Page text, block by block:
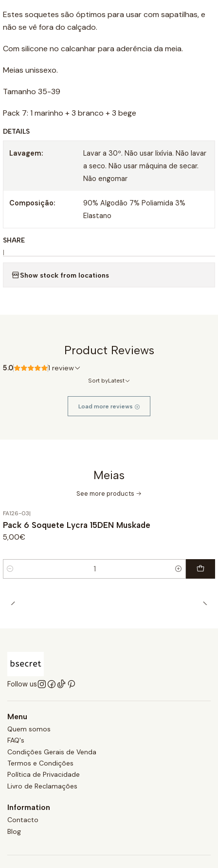
Estes soquetes são óptimos para usar com sapatilhas, e
não se vê fora do calçado.
Com silicone no calcanhar para aderência da meia.
Meias unissexo.
Tamanho 35-39
Pack 7: 1 marinho + 3 branco + 3 bege
DETAILS
Lavagem:
Lavar a 30º. Não usar lixívia. Não lavar
a seco. Não usar máquina de secar.
Não engomar
Composição:
90% Algodão 7% Poliamida 3%
Elastano
SHARE
|
Show stock from locations
Product Reviews
5.0 1 review
Sort byLatest
Load more reviews
Meias
See more products
FA126-03|
Pack 6 Soquete Lycra 15DEN Muskade
5,00€
Quantity
Follow us
Menu
Quem somos
FAQ's
Condições Gerais de Venda
Termos e Condições
Política de Privacidade
Livro de Reclamações
Information
Contacto
Blog